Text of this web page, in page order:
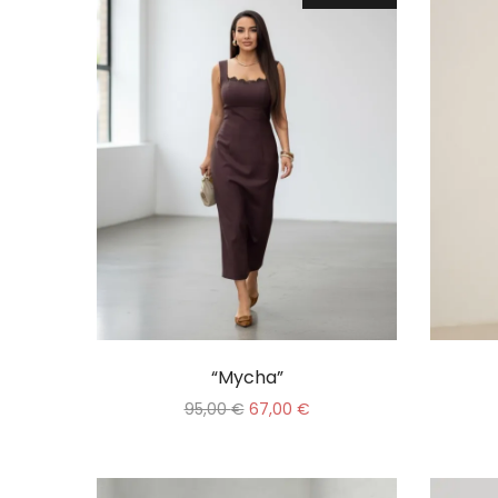
“Mycha”
95,00€ 67,00 €